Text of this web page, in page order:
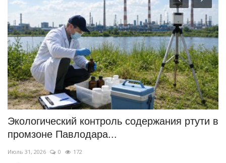
Экологический контроль содержания ртути в
промзоне Павлодара...
Июль 31, 2026 0 172